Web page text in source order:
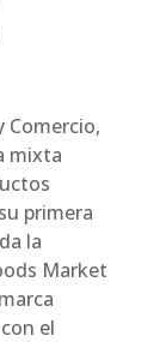
Comercio,
mixta
primera
la
Market
el